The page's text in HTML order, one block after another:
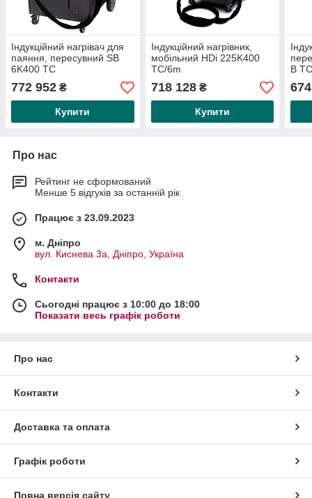
Індукційний нагрівач для
паяння, пересувний SB
6K400 TC
772 952 ₴
Купити
Індукційний нагрівник,
мобільний HDi 225K400
TC/6m
718 128₴
Купити
В
Про нас
Рейтинг не сформований
Менше 5 відгуків за останній рік
Працює з 23.09.2023
м. Дніпро
вул. Киснева 3а, Дніпро, Україна
Контакти
Сьогодні працює з 10:00 до 18:00
Показати весь графік роботи
Про нас
Контакти
Доставка та оплата
Графік роботи
Повна версія сайту